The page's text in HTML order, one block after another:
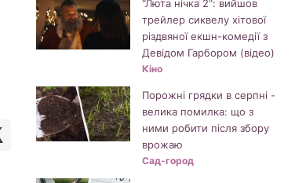
"Люта нічка 2": вийшов
трейлер сиквелу хітової
різдвяної екшн-комедії з
Девідом Гарбором (відео)
Кіно
Порожні грядки в серпні -
велика помилка: що з
ними робити після збору
врожаю
Сад-город